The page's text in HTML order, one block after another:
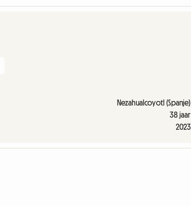
Nezahualcoyotl (Spanje)
38 jaar
2023